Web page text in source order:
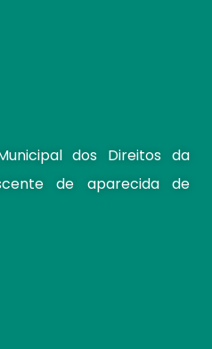
dos Direitos da
de aparecida de